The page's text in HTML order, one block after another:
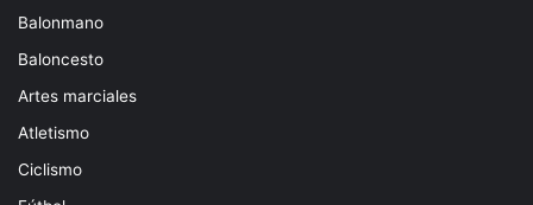
Balonmano
Baloncesto
Artes marciales
Atletismo
Ciclismo